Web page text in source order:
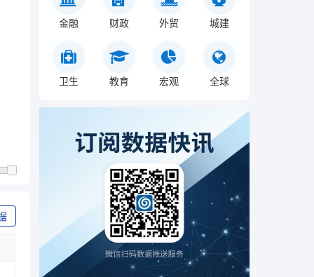
金融 财政 外贸 城建
卫生 教育 宏观 全球